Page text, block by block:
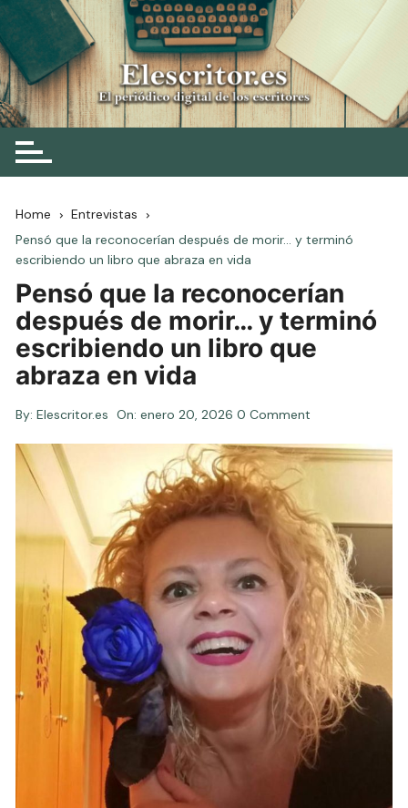
Skip
to
content
Elescritor.es
El periódico digital de los escritores
Home
Entrevistas
Pensó que la reconocerían después de morir… y terminó
escribiendo un libro que abraza en vida
Pensó que la reconocerían
después de morir… y terminó
escribiendo un libro que
abraza en vida
By: Elescritor.es On:enero 20, 2026 0 Comment